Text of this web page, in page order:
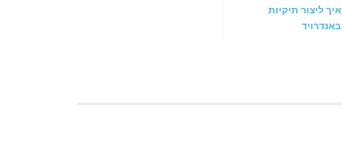
איך ליצור תיקיות
באנדרויד